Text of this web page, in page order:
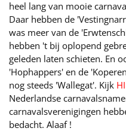
heel lang van mooie
Daar hebben de
was meer van de
hebben 't bij oplopend
geleden laten schieten. En
'Hophappers' en de
nog steeds 'Wallegat'. Kijk
Nederlandse
carnavalsverenigingen
bedacht. Alaaf !